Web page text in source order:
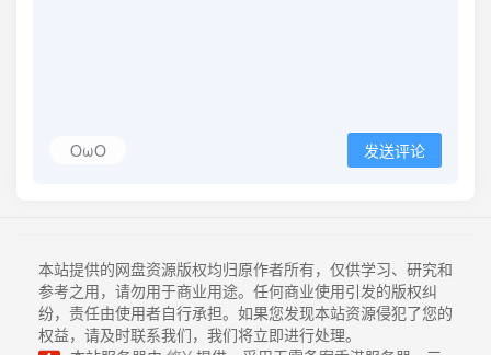
OωO 发送评论
本站提供的网盘资源版权均归原作者所有，仅供学习、研究和
参考之用，请勿用于商业用途。任何商业使用引发的版权纠
纷，责任由使用者自行承担。如果您发现本站资源侵犯了您的
权益，请及时联系我们，我们将立即进行处理。